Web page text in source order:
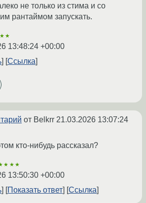
не только из стима и со
рантаймом запускать.
13:48:24 +00:00
Ссылка
от Belkrr 21.03.2026 13:07:24
кто-нибудь рассказал?
13:50:30 +00:00
Показать ответ Ссылка